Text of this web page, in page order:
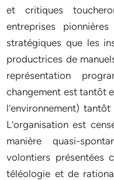
et critiques
entreprises
stratégiques que les
productrices de
représentation
changement est tantôt
l‘environnement)
L‘organisation est
manière quasi-
volontiers présentées
téléologie et de